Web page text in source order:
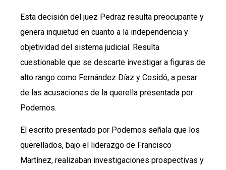
Esta decisión del juez Pedraz resulta preocupante y
genera inquietud en cuanto a la independencia y
objetividad del sistema judicial. Resulta
cuestionable que se descarte investigar a figuras de
alto rango como Fernández Díaz y Cosidó, a pesar
de las acusaciones de la querella presentada por
Podemos.
El escrito presentado por Podemos señala que los
querellados, bajo el liderazgo de Francisco
Martínez, realizaban investigaciones prospectivas y